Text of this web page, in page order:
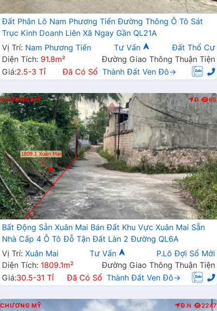
Đất Phân Lô Nam Phương Tiến Đường Thông Ô Tô Sát
Trục Kinh Doanh Liên Xã Ngay Gần QL21A
Vị Trí: Nam Phương Tiến Tư Vấn
Đất Thổ Cư
Diện Tích: 91.8m²
Đường Giao Thông Thuận Tiện
Giá:2.5-3 Tỉ Đã Có Sổ Thành Đất Ven Đô→
CHƯƠNG MỸ Đ 65
Bất Động Sản Xuân Mai Bán Đất Khu Vực Xuân Mai Sẵn
Nhà Cấp 4 Ô Tô Đỗ Tận Đất Làn 2 Đường QL6A
Vị Trí: Xuân Mai Tư Vấn
P.Lô Đợi Sổ Mới
Diện Tích: 1809.1m²
Đường Giao Thông Thuận Tiện
Giá:30.5-31 Tỉ Đã Có Sổ Thành Đất Ven Đô→
CHƯƠNG MỸ Đ.N 2247